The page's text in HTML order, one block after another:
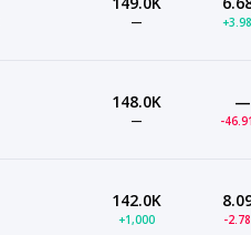
—
148.0K
—
—
-
142.0K
+1,000 -